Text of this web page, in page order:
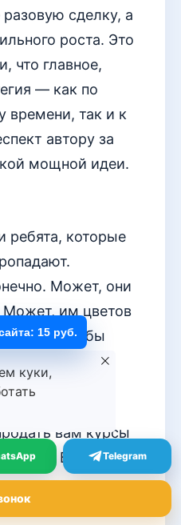
сделку, а
роста. Это
что главное,
— как по
времени, так и к
автору за
мощной идеи.
ребята, которые
Может, они
Может, им цветов
Я бы
вам курсы
Браво.
куки,
Telegram
15 руб.